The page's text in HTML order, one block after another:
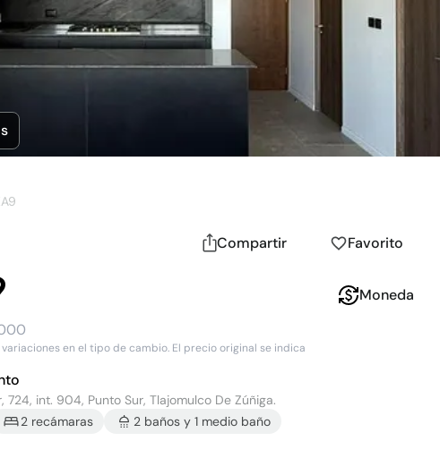
Compartir Favorito
en el tipo de cambio. El precio original se indica
Moneda
724, int. 904, Punto Sur, Tlajomulco De Zúñiga.
2 recámaras 2 baños y 1 medio baño